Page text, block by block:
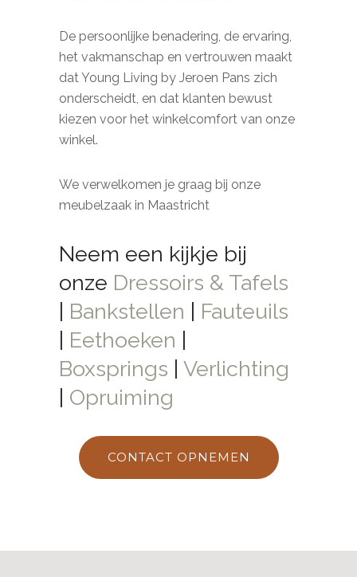
De persoonlijke benadering, de ervaring,
het vakmanschap en vertrouwen maakt
dat Young Living by Jeroen Pans zich
onderscheidt, en dat klanten bewust
kiezen voor het winkelcomfort van onze
winkel.
We verwelkomen je graag bij onze
meubelzaak in Maastricht
Neem een kijkje bij
onze Dressoirs & Tafels
Bankstellen
Fauteuils
Eethoeken
Boxsprings
Verlichting
Opruiming
CONTACT OPNEMEN